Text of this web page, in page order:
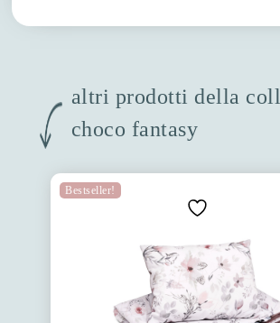
altri prodotti della
choco fantasy
Bestseller!